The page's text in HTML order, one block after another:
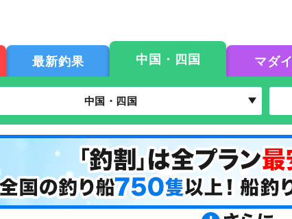
最新釣果 中国・四国 マダイ
中国・四国